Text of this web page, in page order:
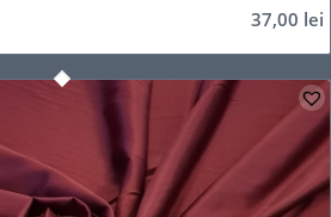
37,00 lei